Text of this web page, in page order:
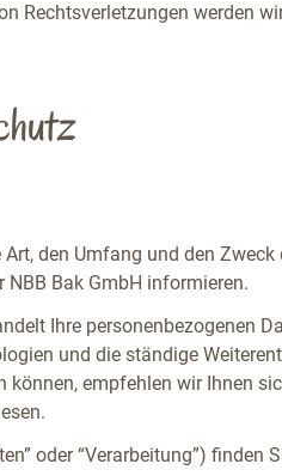
Rechtsverletzungen werden
den Umfang und den Zweck
NBB Bak GmbH informieren.
Ihre personenbezogenen
und die ständige
können, empfehlen wir Ihnen
oder “Verarbeitung”) finden